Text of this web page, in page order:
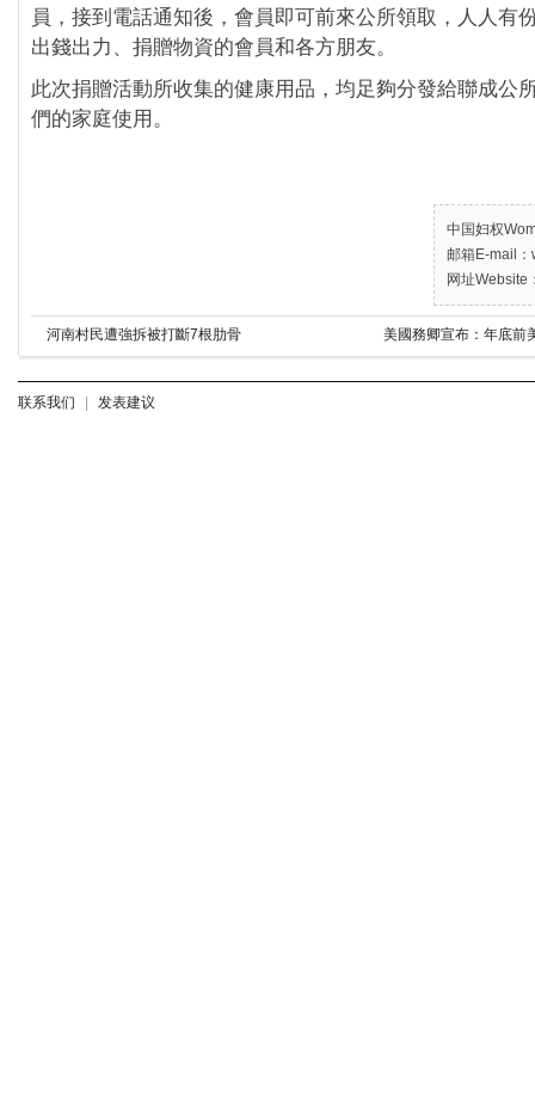
員，接到電話通知後，會員即可前來公所領取，人人有
出錢出力、捐贈物資的會員和各方朋友。
此次捐贈活動所收集的健康用品，均足夠分發給聯成公
們的家庭使用。
中国妇权
邮箱E-mail
网址Website
河南村民遭強拆被打斷7根肋骨 美國務卿宣布：年底前
联系我们 发表建议